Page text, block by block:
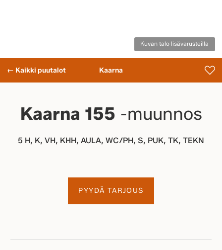
Kuvan talo lisävarusteilla
← Kaikki puutalot Kaarna
Kaarna 155 -muunnos
5 H, K, VH, KHH, AULA, WC/PH, S, PUK, TK, TEKN
PYYDÄ TARJOUS